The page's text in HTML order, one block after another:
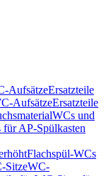
AufsätzeErsatzteile
AufsätzeErsatzteile
WCs und
AP-Spülkasten
Flachspül-WCs
SitzeWC-